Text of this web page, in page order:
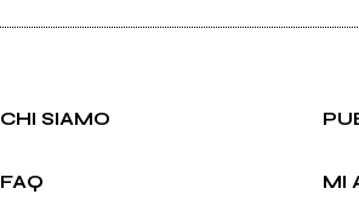
CHI SIAMO
FAQ MI